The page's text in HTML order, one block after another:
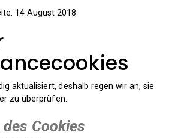
14 August 2018
aktualisiert, deshalb regen wir an, sie
zu überprüfen.
Cookies